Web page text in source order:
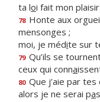
ta loi fait mon plaisir.
78 Honte aux
mensonges ;
moi, je médite sur
79 Qu’ils se
ceux qui conna
80 Que j’aie par
alors je ne serai pa